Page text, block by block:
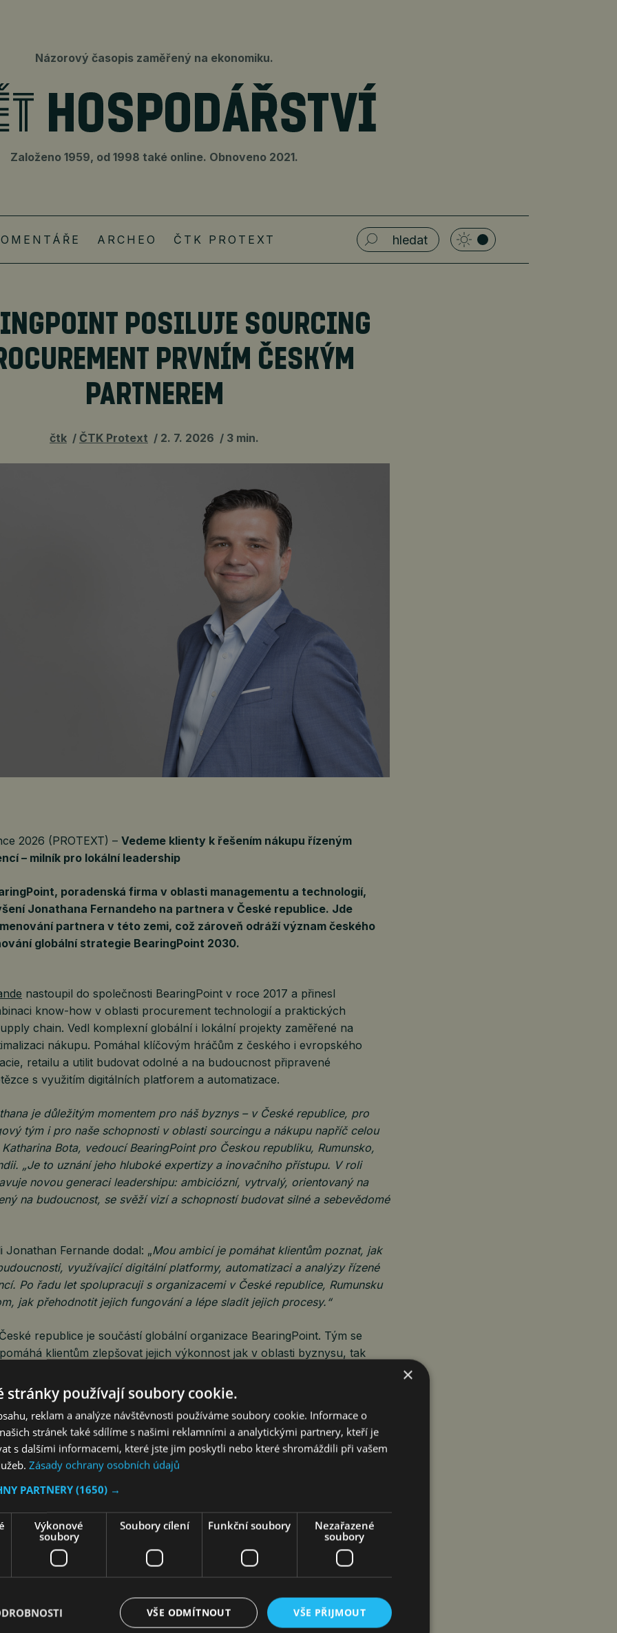
Názorový časopis zaměřený na ekonomiku.
Založeno 1959, od 1998 také online. Obnoveno 2021.
ARCHEO ČTK PROTEXT
POSILUJE SOURCING
PRVNÍM ČESKÝM
PARTNEREM
čtk ČTK Protext 2. 7. 2026 3 min.
2026 (PROTEXT) – Vedeme klienty k řešením nákupu řízeným
– milník pro lokální leadership
poradenská firma v oblasti managementu a technologií,
Jonathana Fernandeho na partnera v České republice. Jde
partnera v této zemi, což zároveň odráží význam českého
globální strategie BearingPoint 2030.
nastoupil do společnosti BearingPoint v roce 2017 a přinesl
know-how v oblasti procurement technologií a praktických
chain. Vedl komplexní globální i lokální projekty zaměřené na
nákupu. Pomáhal klíčovým hráčům z českého i evropského
retailu a utilit budovat odolné a na budoucnost připravené
s využitím digitálních platforem a automatizace.
je důležitým momentem pro náš byznys – v České republice, pro
tým i pro naše schopnosti v oblasti sourcingu a nákupu napříč celou
Bota, vedoucí BearingPoint pro Českou republiku, Rumunsko,
„Je to uznání jeho hluboké expertizy a inovačního přístupu. V roli
novou generaci leadershipu: ambiciózní, vytrvalý, orientovaný na
na budoucnost, se svěží vizí a schopností budovat silné a sebevědomé
Jonathan Fernande dodal: „Mou ambicí je pomáhat klientům poznat, jak
využívající digitální platformy, automatizaci a analýzy řízené
Po řadu let spolupracuji s organizacemi v České republice, Rumunsku
jak přehodnotit jejich fungování a lépe sladit jejich procesy.“
republice je součástí globální organizace BearingPoint. Tým se
klientům zlepšovat jejich výkonnost jak v oblasti byznysu, tak
poradenská společnost v oblasti managementu a technologií
a globálním dosahem. Pomáháme firmám transformovat jejich
hlubokých oborových znalostí s odborností v oblasti strategie,
inteligenci a produktová řešení orientovaná na výsledky, nám
na míru šitá inovativní řešení, která přináší měřitelnou
podnik s IFS, se zaměřuje na transformaci podnikání prostřednictvím
BearingPoint North America, náš společný podnik s ABeam Consulting,
×
stránky používají soubory cookie.
reklam a analýze návštěvnosti používáme soubory cookie. Informace o
stránek také sdílíme s našimi reklamními a analytickými partnery, kteří je
s dalšími informacemi, které jste jim poskytli nebo které shromáždili při vašem
Zásady ochrany osobních údajů
PARTNERY (1650) →
Výkonové
soubory
Soubory cílení Funkční soubory
Nezařazené
soubory
VŠE PŘIJMOUT
VŠE ODMÍTNOUT